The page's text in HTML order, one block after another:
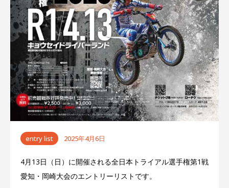
entry list 2025年4月6日
4月13日（日）に開催される全日本トライアル選手権第1戦
愛知・岡崎大会のエントリーリストです。